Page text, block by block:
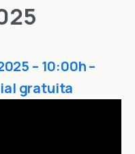
– 10:00h –
gratuita